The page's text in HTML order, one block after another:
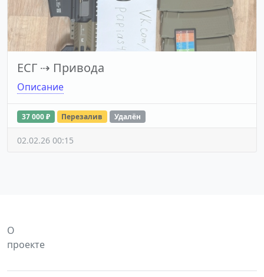
ЕСГ ⇢ Привода
Описание
37 000 ₽ Перезалив Удалён
02.02.26 00:15
О
проекте